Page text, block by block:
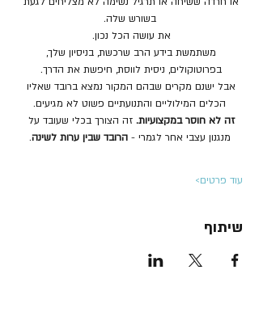
בשורש שלה.
את עושה הכל נכון.
משתמשת בידע הרב שרכשת, בניסיון שלך,
בפרוטוקולים, ניסית לווסת, חיפשת את הדרך.
אבל ישנם מקרים שבהם המקור נמצא ברובד שאליו
הכלים המילוליים והתנועתיים פשוט לא מגיעים.
זה לא חוסר במקצועיות. זה הצורך בכלי שעובד על
מנגנון עצבי אחר לגמרי - הרובד שבין ערות לשינה.
עוד פרטים>
שיתוף